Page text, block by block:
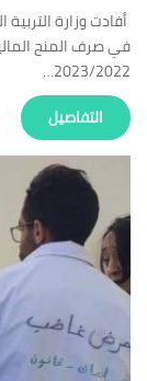
أفادت وزارة
في صرف المنح
2023/2022…
‏التفاصيل